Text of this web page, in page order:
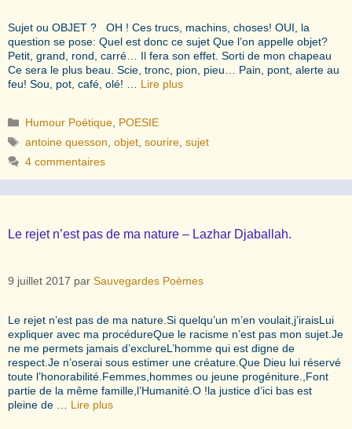
Sujet ou OBJET ? OH ! Ces trucs, machins, choses! OUI, la
question se pose: Quel est donc ce sujet Que l’on appelle objet?
Petit, grand, rond, carré… Il fera son effet. Sorti de mon chapeau
Ce sera le plus beau. Scie, tronc, pion, pieu… Pain, pont, alerte au
feu! Sou, pot, café, olé! … Lire plus
Catégories
Humour Poétique POESIE
Étiquettes
antoine quesson ,objet ,sourire ,sujet
4 commentaires
Le rejet n’est pas de ma nature – Lazhar Djaballah.
9 juillet 2017 par Sauvegardes Poèmes
Le rejet n’est pas de ma nature.Si quelqu’un m’en voulait,j’iraisLui
expliquer avec ma procédureQue le racisme n’est pas mon sujet.Je
ne me permets jamais d’exclureL’homme qui est digne de
respect.Je n’oserai sous estimer une créature.Que Dieu lui réservé
toute l’honorabilité.Femmes,hommes ou jeune progéniture.,Font
partie de la même famille,l’Humanité.O !la justice d’ici bas est
pleine de … Lire plus